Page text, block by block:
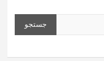
جستجو